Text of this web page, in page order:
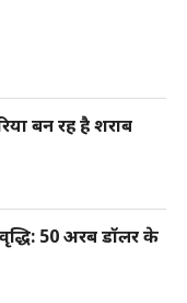
बन रह है शराब
वृद्धि: 50 अरब डॉलर के